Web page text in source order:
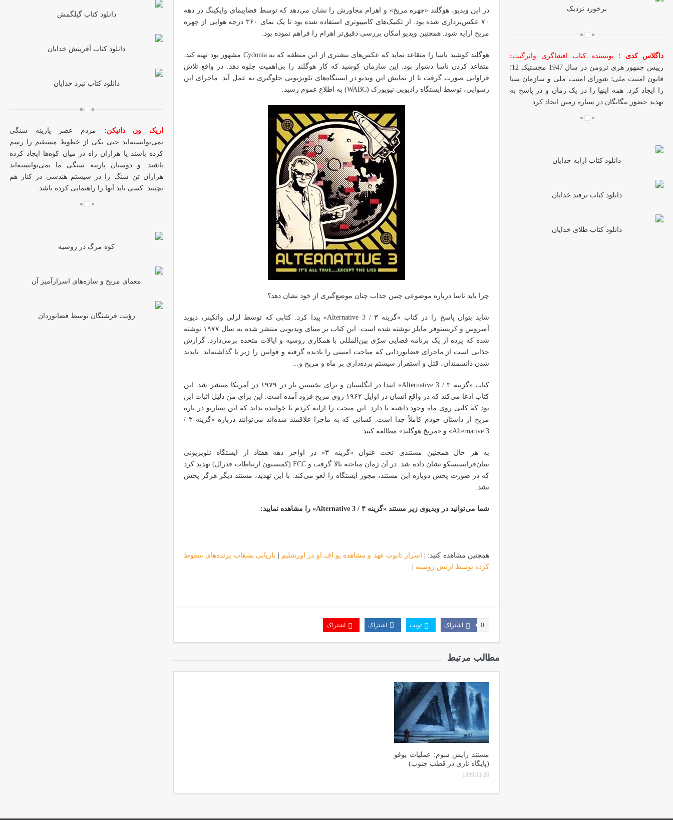
در این ویدیو، هوگلند «چهره مریخ» و اهرام مجاورش را نشان می‌دهد که توسط فضاپیمای وایکینگ در دهه
۷۰ عکس‌برداری شده بود. از تکنیک‌های کامپیوتری استفاده شده بود تا یک نمای ۳۶۰ درجه هوایی از چهره
مریخ ارایه شود. همچنین ویدیو امکان بررسی دقیق‌تر اهرام را فراهم نموده بود.
هوگلند کوشید ناسا را متقاعد نماید که عکس‌های بیشتری از این منطقه که به Cydonia مشهور بود تهیه کند.
متقاعد کردن ناسا دشوار بود. این سازمان کوشید که کار هوگلند را بی‌اهمیت جلوه دهد. در واقع تلاش
فراوانی صورت گرفت تا از نمایش این ویدیو در ایستگاه‌های تلویزیونی جلوگیری به عمل آید. ماجرای این
رسوایی، توسط ایستگاه رادیویی نیویورک (WABC) به اطلاع عموم رسید.
چرا باید ناسا درباره موضوعی چنین جذاب چنان موضع‌گیری از خود نشان دهد؟
شاید بتوان پاسخ را در کتاب «گزینه ۳ / Alternative 3» پیدا کرد. کتابی که توسط لزلی واتکینز، دیوید
آمبروس و کریستوفر مایلز نوشته شده است. این کتاب بر مبنای ویدیویی منتشر شده به سال ۱۹۷۷ نوشته
شده که پرده از یک برنامه فضایی سرّی بین‌المللی با همکاری روسیه و ایالات متحده برمی‌دارد. گزارش
جذابی است از ماجرای فضانوردانی که مباحث امنیتی را نادیده گرفته و قوانین را زیر پا گذاشته‌اند. ناپدید
شدن دانشمندان، قتل و استقرار سیستم برده‌داری بر ماه و مریخ و…
کتاب «گزینه ۳ / Alternative 3» ابتدا در انگلستان و برای نخستین بار در ۱۹۷۹ در آمریکا منتشر شد. این
کتاب ادعا می‌کند که در واقع انسان در اوایل ۱۹۶۲ روی مریخ فرود آمده است. این برای من دلیل اثبات این
بود که کلنی روی ماه وجود داشته یا دارد. این مبحث را ارایه کردم تا خواننده بداند که این سناریو در باره
مریخ از داستان خودم کاملاً جدا است. کسانی که به ماجرا علاقمند شده‌اند می‌توانند درباره «گزینه ۳ /
Alternative 3» و «مریخ هوگلند» مطالعه کنند.
به هر حال همچنین مستندی تحت عنوان «گزینه ۳» در اواخر دهه هفتاد از ایستگاه تلویزیونی
سان‌فرانسیسکو نشان داده شد. در آن زمان مباحثه بالا گرفت و FCC (کمیسیون ارتباطات فدرال) تهدید کرد
که در صورت پخش دوباره این مستند، مجوز ایستگاه را لغو می‌کند. با این تهدید، مستند دیگر هرگز پخش
نشد.
شما می‌توانید در ویدیوی زیر مستند «گزینه ۳ / Alternative 3» را مشاهده نمایید:
همچنین مشاهده کنید: | اسرار تابوت عهد و مشاهده یو.اف.او در اورشلیم
بازیابی بشقاب پرنده‌های سقوط
کرده توسط ارتش روسیه
اشتراک 0 تویت اشتراک اشتراک
مطالب مرتبط
مستند رایش سوم: عملیات یوفو
(پایگاه نازی در قطب جنوب)
1399/11/20
دانلود کتاب گیلگمش
دانلود کتاب آفرینش خدایان
دانلود کتاب نبرد خدایان
اریک ون دانیکن: مردم عصر پارینه سنگی
نمی‌توانسته‌اند حتی یکی از خطوط مستقیم را رسم
کرده باشند یا هزاران راه در میان کوه‌ها ایجاد کرده
باشند. و دوستان پارینه سنگی ما نمی‌توانسته‌اند
هزاران تن سنگ را در سیستم هندسی در کنار هم
بچینند. کسی باید آنها را راهنمایی کرده باشد.
کوه مرگ در روسیه
معمای مریخ و سازه‌های اسرارآمیز آن
رؤیت فرشتگان توسط فضانوردان
برخورد نزدیک
داگلاس کدی ؛ نویسنده کتاب افشاگری واترگیت:
رییس جمهور هری ترومن در سال 1947 مجستیک 12؛
قانون امنیت ملی؛ شورای امنیت ملی و سازمان سیا
را ایجاد کرد. همه اینها را در یک زمان و در پاسخ به
تهدید حضور بیگانگان در سیاره زمین ایجاد کرد.
دانلود کتاب ارابه خدایان
دانلود کتاب ترفند خدایان
دانلود کتاب طلای خدایان